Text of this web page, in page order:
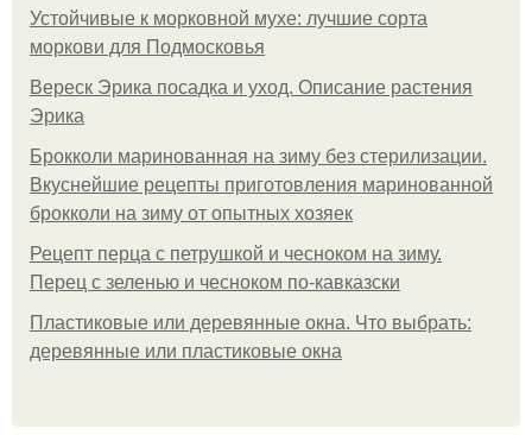
Устойчивые к морковной мухе: лучшие сорта
моркови для Подмосковья
Вереск Эрика посадка и уход. Описание растения
Эрика
Брокколи маринованная на зиму без стерилизации.
Вкуснейшие рецепты приготовления маринованной
брокколи на зиму от опытных хозяек
Рецепт перца с петрушкой и чесноком на зиму.
Перец с зеленью и чесноком по-кавказски
Пластиковые или деревянные окна. Что выбрать:
деревянные или пластиковые окна